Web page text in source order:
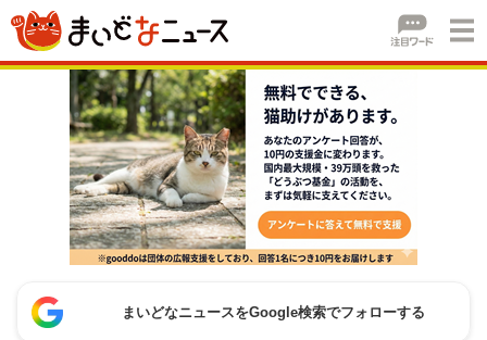
まいどなニュースをGoogle検索でフォローする